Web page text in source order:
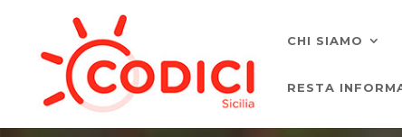
CHI SIAMO
RESTA